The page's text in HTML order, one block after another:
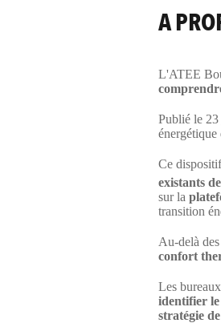
A
L'ATEE
Publié le
énergétique
Ce
existants
sur la
transition
Au-delà
confort
Les
identifier
stratégie